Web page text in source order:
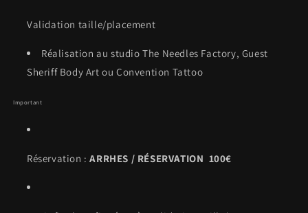
Validation taille/placement
Réalisation au studio The Needles Factory, Guest
Sheriff Body Art ou Convention Tattoo
Important
Réservation :ARRHES / RÉSERVATION 100€